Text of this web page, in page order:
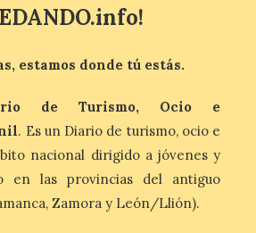
música y
cerveceras
distintos puntos de
de la Cerveza
cita que […]
estamos donde tú estás.
de Turismo, Ocio e
. Es un Diario de turismo, ocio e
nacional dirigido a jóvenes y
en las provincias del antiguo
Zamora y León/Llión).